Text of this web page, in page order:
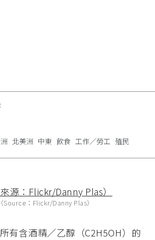
Source：Flickr/Danny Plas）
有含酒精／乙醇（C2H5OH）的
北美洲 中東 飲食 工作／勞工 殖民